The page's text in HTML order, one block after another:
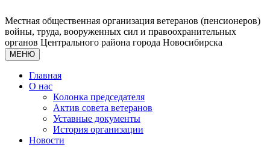
Местная общественная организация ветеранов (пенсионеров)
войны, труда, вооруженных сил и правоохранительных
органов Центрального района города Новосибирска
МЕНЮ
Главная
О нас
Колонка председателя
Актив совета ветеранов
Уставные документы
История организации
Новости